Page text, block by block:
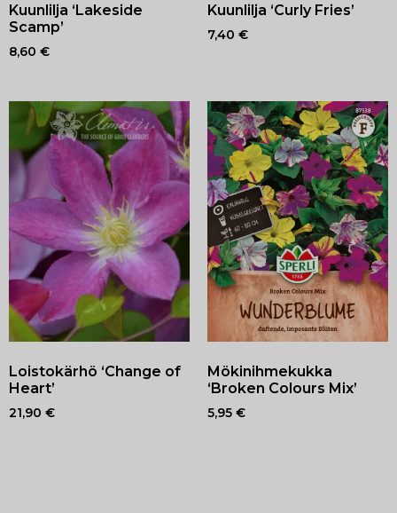
Kuunlilja ‘Lakeside
Scamp’
8,60 €
Kuunlilja ‘Curly Fries’
7,40 €
Loistokärhö ‘Change of
Heart’
21,90 €
Mökinihmekukka
‘Broken Colours Mix’
5,95 €